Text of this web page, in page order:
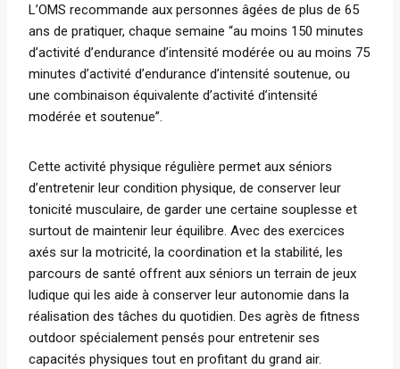
L’OMS recommande aux personnes âgées de plus de 65
ans de pratiquer, chaque semaine “au moins 150 minutes
d’activité d’endurance d’intensité modérée ou au moins 75
minutes d’activité d’endurance d’intensité soutenue, ou
une combinaison équivalente d’activité d’intensité
modérée et soutenue”.
Cette activité physique régulière permet aux séniors
d’entretenir leur condition physique, de conserver leur
tonicité musculaire, de garder une certaine souplesse et
surtout de maintenir leur équilibre. Avec des exercices
axés sur la motricité, la coordination et la stabilité, les
parcours de santé offrent aux séniors un terrain de jeux
ludique qui les aide à conserver leur autonomie dans la
réalisation des tâches du quotidien. Des agrès de fitness
outdoor spécialement pensés pour entretenir ses
capacités physiques tout en profitant du grand air.